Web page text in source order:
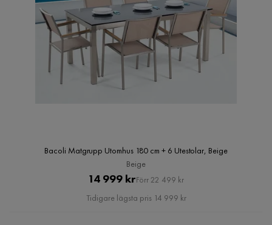
Bacoli Matgrupp Utomhus 180 cm + 6 Utestolar, Beige
Beige
Pris
14 999 krOriginal
Pris
Förr 22 499 kr
Tidigare lägsta pris 14 999 kr